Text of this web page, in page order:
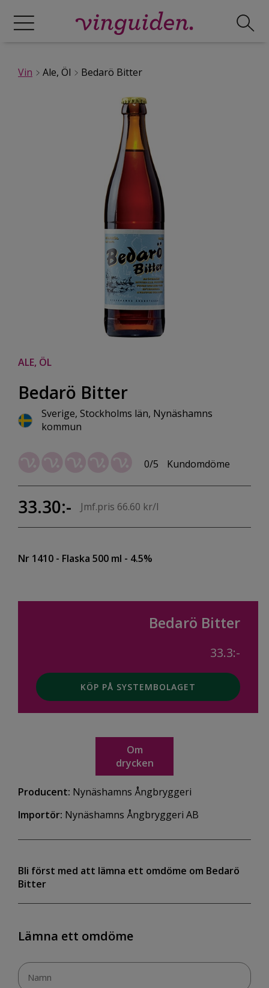
Vin Ale, Öl Bedarö Bitter
ALE, ÖL
Bedarö Bitter
Sverige, Stockholms län, Nynäshamns
kommun
0/5 Kundomdöme
33.30:- Jmf.pris 66.60 kr/l
Nr 1410 - Flaska 500 ml - 4.5%
Bedarö Bitter
33.3:-
KÖP PÅ SYSTEMBOLAGET
Om
drycken
Producent: Nynäshamns Ångbryggeri
Importör: Nynäshamns Ångbryggeri AB
Bli först med att lämna ett omdöme om Bedarö
Bitter
Lämna ett omdöme